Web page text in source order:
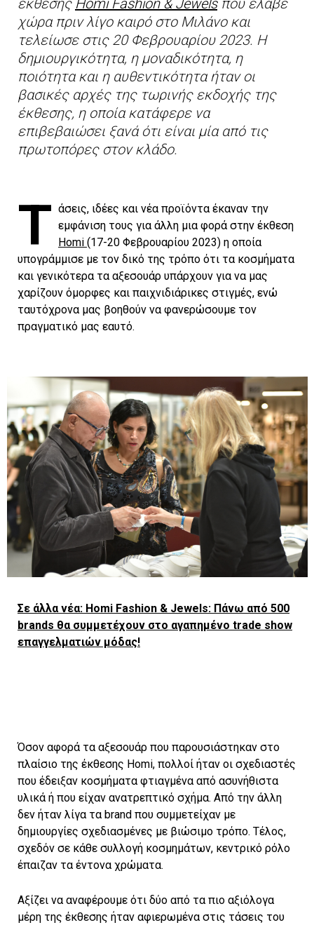
έκθεσης Homi Fashion & Jewelsπου έλαβε
χώρα πριν λίγο καιρό στο Μιλάνο και
τελείωσε στις 20 Φεβρουαρίου 2023. Η
δημιουργικότητα, η μοναδικότητα, η
ποιότητα και η αυθεντικότητα ήταν οι
βασικές αρχές της τωρινής εκδοχής της
έκθεσης, η οποία κατάφερε να
επιβεβαιώσει ξανά ότι είναι μία από τις
πρωτοπόρες στον κλάδο.
Τ άσεις, ιδέες και νέα προϊόντα έκαναν την
εμφάνιση τους για άλλη μια φορά στην έκθεση
Homi (17-20 Φεβρουαρίου 2023) η οποία
υπογράμμισε με τον δικό της τρόπο ότι τα κοσμήματα
και γενικότερα τα αξεσουάρ υπάρχουν για να μας
χαρίζουν όμορφες και παιχνιδιάρικες στιγμές, ενώ
ταυτόχρονα μας βοηθούν να φανερώσουμε τον
πραγματικό μας εαυτό.
Σε άλλα νέα: Homi Fashion & Jewels: Πάνω από 500
brands θα συμμετέχουν στο αγαπημένo trade show
επαγγελματιών μόδας!
Όσον αφορά τα αξεσουάρ που παρουσιάστηκαν στο
πλαίσιο της έκθεσης Homi, πολλοί ήταν οι σχεδιαστές
που έδειξαν κοσμήματα φτιαγμένα από ασυνήθιστα
υλικά ή που είχαν ανατρεπτικό σχήμα. Από την άλλη
δεν ήταν λίγα τα brand που συμμετείχαν με
δημιουργίες σχεδιασμένες με βιώσιμο τρόπο. Τέλος,
σχεδόν σε κάθε συλλογή κοσμημάτων, κεντρικό ρόλο
έπαιζαν τα έντονα χρώματα.
Αξίζει να αναφέρουμε ότι δύο από τα πιο αξιόλογα
μέρη της έκθεσης ήταν αφιερωμένα στις τάσεις του